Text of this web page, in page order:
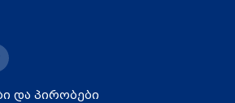
და პირობები